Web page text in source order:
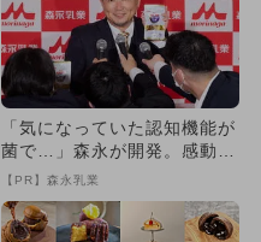
「気になっていた認知機能が
菌で…」森永が開発。感動の
70代続出
【PR】森永乳業